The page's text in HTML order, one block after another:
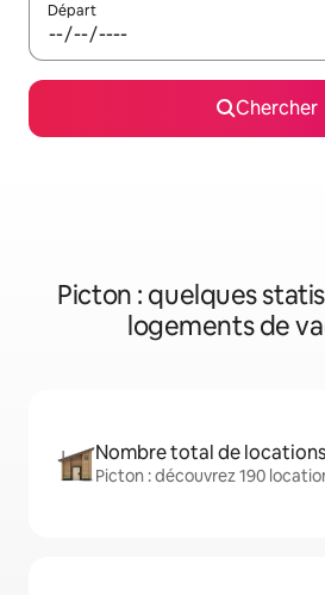
Départ
Chercher
Picton : quelques
logements de
Nombre total de
Picton : découvrez 190